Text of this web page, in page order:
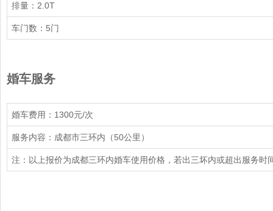
排量：2.0T
车门数：5门
婚车服务
婚车费用：1300元/次
服务内容：成都市三环内（50公里）
注：以上报价为成都三环内婚车使用价格，若出三坏内或超出服务时